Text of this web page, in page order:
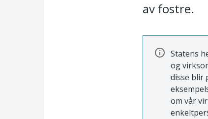
av fostre.
Statens
og
disse blir
om vår